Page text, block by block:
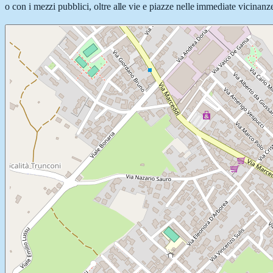
o con i mezzi pubblici, oltre alle vie e piazze nelle immediate